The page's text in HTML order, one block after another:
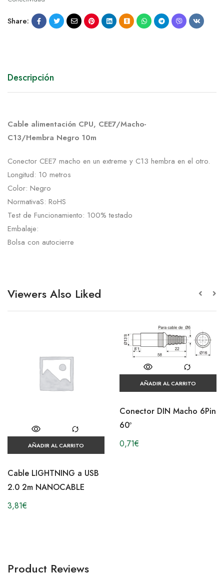
Share:
Descripción
Cable alimentación CPU, CEE7/Macho-
C13/Hembra Negro 10m
Conector CEE7 macho en un extreme y C13 hembra en el otro.
Longitud: 10 metros
Color: Negro
NormativaS: RoHS
Test de Funcionamiento: 100% testado
Embalaje:
Bolsa con autocierre
Viewers Also Liked
AÑADIR AL CARRITO
Cable LIGHTNING a USB
2.0 2m NANOCABLE
3,81€
AÑADIR AL CARRITO
Conector DIN Macho 6Pin
60º
0,71€
Product Reviews